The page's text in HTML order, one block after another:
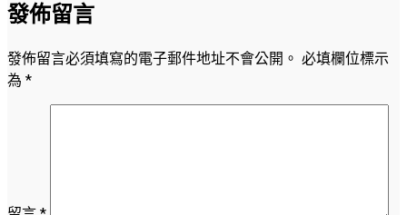
發佈留言
發佈留言必須填寫的電子郵件地址不會公開。 必填欄位標示
為 *